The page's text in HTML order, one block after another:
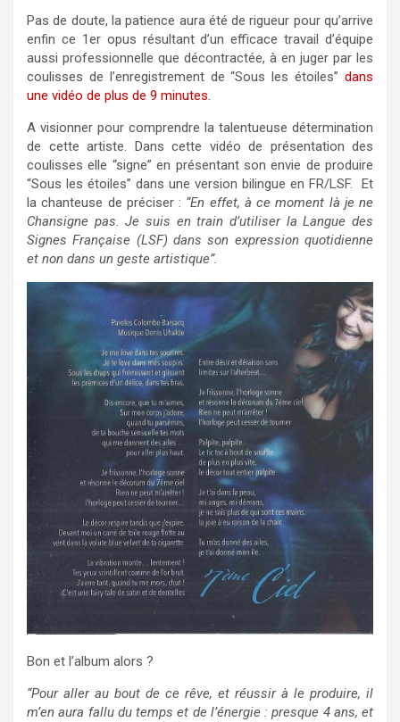
Pas de doute, la patience aura été de rigueur pour qu’arrive
enfin ce 1er opus résultant d’un efficace travail d’équipe
aussi professionnelle que décontractée, à en juger par les
coulisses de l’enregistrement de “Sous les étoiles” dans
une vidéo de plus de 9 minutes.
A visionner pour comprendre la talentueuse détermination
de cette artiste. Dans cette vidéo de présentation des
coulisses elle “signe” en présentant son envie de produire
“Sous les étoiles” dans une version bilingue en FR/LSF. Et
la chanteuse de préciser : “En effet, à ce moment là je ne
Chansigne pas. Je suis en train d’utiliser la Langue des
Signes Française (LSF) dans son expression quotidienne
et non dans un geste artistique”.
Bon et l’album alors ?
“Pour aller au bout de ce rêve, et réussir à le produire, il
m’en aura fallu du temps et de l’énergie : presque 4 ans, et